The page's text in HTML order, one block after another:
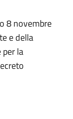
8 novembre
e della
la